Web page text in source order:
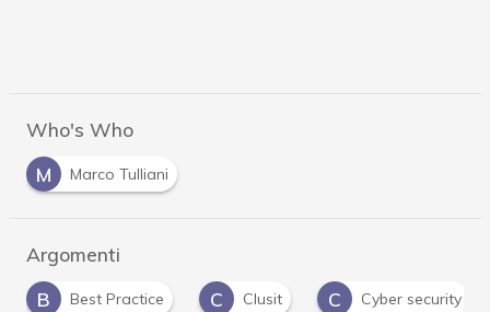
Who's Who
M
Marco Tulliani
Argomenti
C
Clusit C Cyber security H Hacker